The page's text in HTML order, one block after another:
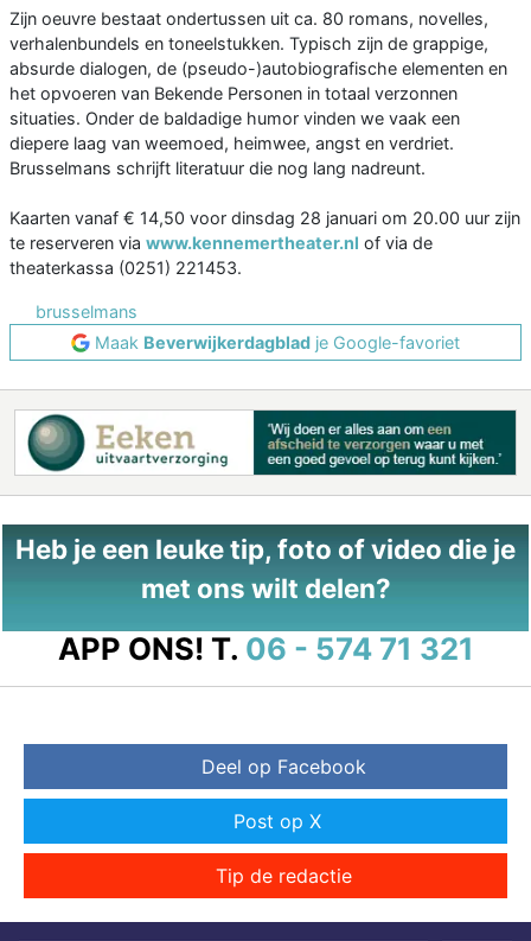
Zijn oeuvre bestaat ondertussen uit ca. 80 romans, novelles,
verhalenbundels en toneelstukken. Typisch zijn de grappige,
absurde dialogen, de (pseudo-)autobiografische elementen en
het opvoeren van Bekende Personen in totaal verzonnen
situaties. Onder de baldadige humor vinden we vaak een
diepere laag van weemoed, heimwee, angst en verdriet.
Brusselmans schrijft literatuur die nog lang nadreunt.
Kaarten vanaf € 14,50 voor dinsdag 28 januari om 20.00 uur zijn
te reserveren via www.kennemertheater.nl of via de
theaterkassa (0251) 221453.
brusselmans
Maak Beverwijkerdagblad je Google-favoriet
Heb je een leuke tip, foto of video die je
met ons wilt delen?
APP ONS! T. 06 - 574 71 321
Deel op Facebook
Post op X
Tip de redactie